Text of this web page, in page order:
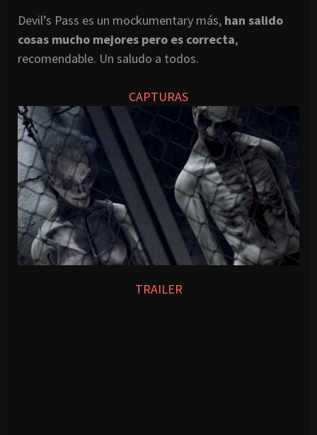
Devil’s Pass es un mockumentary más, han salido
cosas mucho mejores pero es correcta,
recomendable. Un saludo a todos.
CAPTURAS
TRAILER